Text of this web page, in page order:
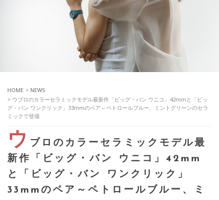
HOME > NEWS
> ウブロのカラーセラミックモデル最新作「ビッグ・バン ウニコ」42mmと「ビッ
グ・バン ワンクリック」33mmのペア～ペトロールブルー、ミントグリーンのセラ
ミックで登場
ウ ブロのカラーセラミックモデル最
新作「ビッグ・バン ウニコ」42mm
と「ビッグ・バン ワンクリック」
33mmのペア～ペトロールブルー、ミ